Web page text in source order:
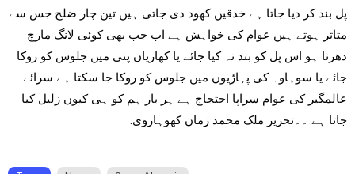
پل بند کر دیا جاتا ہے خدقیں کھود دی جاتی ہیں تین چار ضلح جس سے
متاثر ہوتے ہیں عوام کی خواہش ہے اب جب بھی کوئی لانگ مارچ
دھرنا ہو اس پل کو بند نہ کیا جائے یا کھاریاں پنی میں جلوس کو روکا
جائے یا سوہاوہ کی پہاڑیوں میں جلوس کو روکا جا سکتا ہے سرائے
عالمگیر کی عوام سراپا احتجاج ہے ہر بار ہم کو ہی کیوں زلیل کیا
جاتا ہے ۔۔تحریر ملک محمد زمان کھوہاروی.